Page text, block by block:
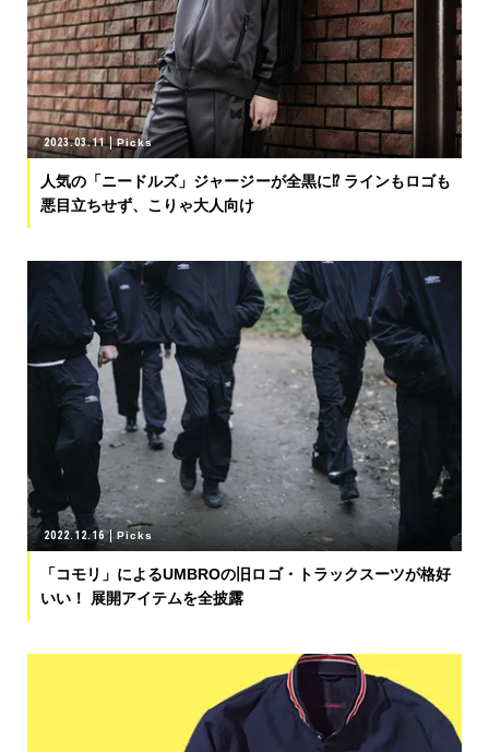
2023.03.11 Picks
人気の「ニードルズ」ジャージーが全黒に⁉︎ ラインもロゴも
悪目立ちせず、こりゃ大人向け
2022.12.16 Picks
「コモリ」によるUMBROの旧ロゴ・トラックスーツが格好
いい！ 展開アイテムを全披露